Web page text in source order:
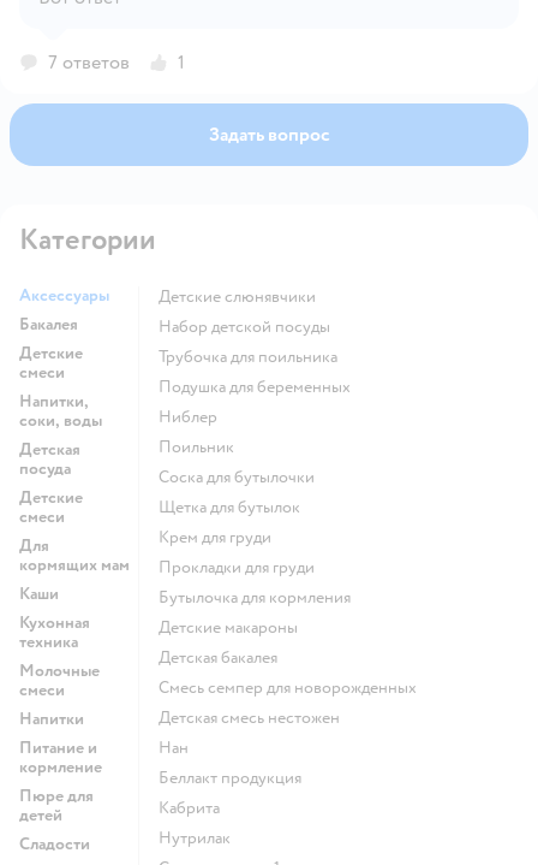
7 ответов 1
Задать вопрос
Категории
Аксессуары
Бакалея
Детские
смеси
Напитки,
соки, воды
Детская
посуда
Детские
смеси
Для
кормящих мам
Каши
Кухонная
техника
Молочные
смеси
Напитки
Питание и
кормление
Пюре для
детей
Сладости
Детские слюнявчики
набор детской посуды
трубочка для поильника
подушка для беременных
ниблер
поильник
соска для бутылочки
щетка для бутылок
крем для груди
прокладки для груди
бутылочка для кормления
детские макароны
детская бакалея
смесь семпер для новорожденных
детская смесь нестожен
нан
беллакт продукция
кабрита
нутрилак